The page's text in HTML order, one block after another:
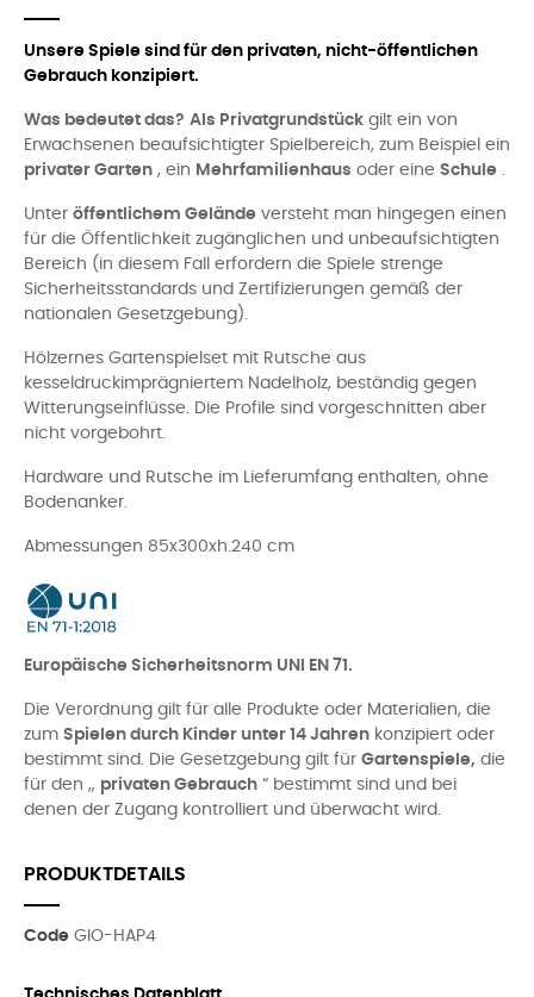
Unsere Spiele sind für den privaten, nicht-öffentlichen
Gebrauch konzipiert.
Was bedeutet das? Als Privatgrundstück gilt ein von
Erwachsenen beaufsichtigter Spielbereich, zum Beispiel ein
privater Garten , ein Mehrfamilienhaus oder eine Schule .
Unter öffentlichem Gelände versteht man hingegen einen
für die Öffentlichkeit zugänglichen und unbeaufsichtigten
Bereich (in diesem Fall erfordern die Spiele strenge
Sicherheitsstandards und Zertifizierungen gemäß der
nationalen Gesetzgebung).
Hölzernes Gartenspielset mit Rutsche aus
kesseldruckimprägniertem Nadelholz, beständig gegen
Witterungseinflüsse. Die Profile sind vorgeschnitten aber
nicht vorgebohrt.
Hardware und Rutsche im Lieferumfang enthalten, ohne
Bodenanker.
Abmessungen 85x300xh.240 cm
Europäische Sicherheitsnorm UNI EN 71.
Die Verordnung gilt für alle Produkte oder Materialien, die
zum Spielen durch Kinder unter 14 Jahren konzipiert oder
bestimmt sind. Die Gesetzgebung gilt für Gartenspiele, die
für den „ privaten Gebrauch “ bestimmt sind und bei
denen der Zugang kontrolliert und überwacht wird.
PRODUKTDETAILS
Code GIO-HAP4